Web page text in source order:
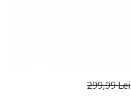
299,99 Lei